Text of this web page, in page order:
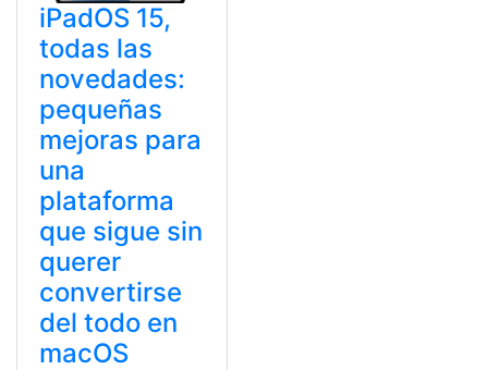
iPadOS 15,
todas las
novedades:
pequeñas
mejoras para
una
plataforma
que sigue sin
querer
convertirse
del todo en
macOS